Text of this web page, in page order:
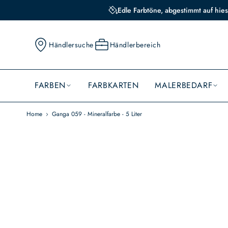
Edle Farbtöne, abgestimmt auf
Händlersuche Händlerbereich
FARBEN FARBKARTEN MALERBEDARF
Home Ganga 059 - Mineralfarbe - 5 Liter